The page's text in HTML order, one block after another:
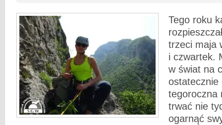
Tego roku
trzeci maja
i czwartek.
w świat na
ostatecznie
tegoroczna
trwać nie
ogarnąć